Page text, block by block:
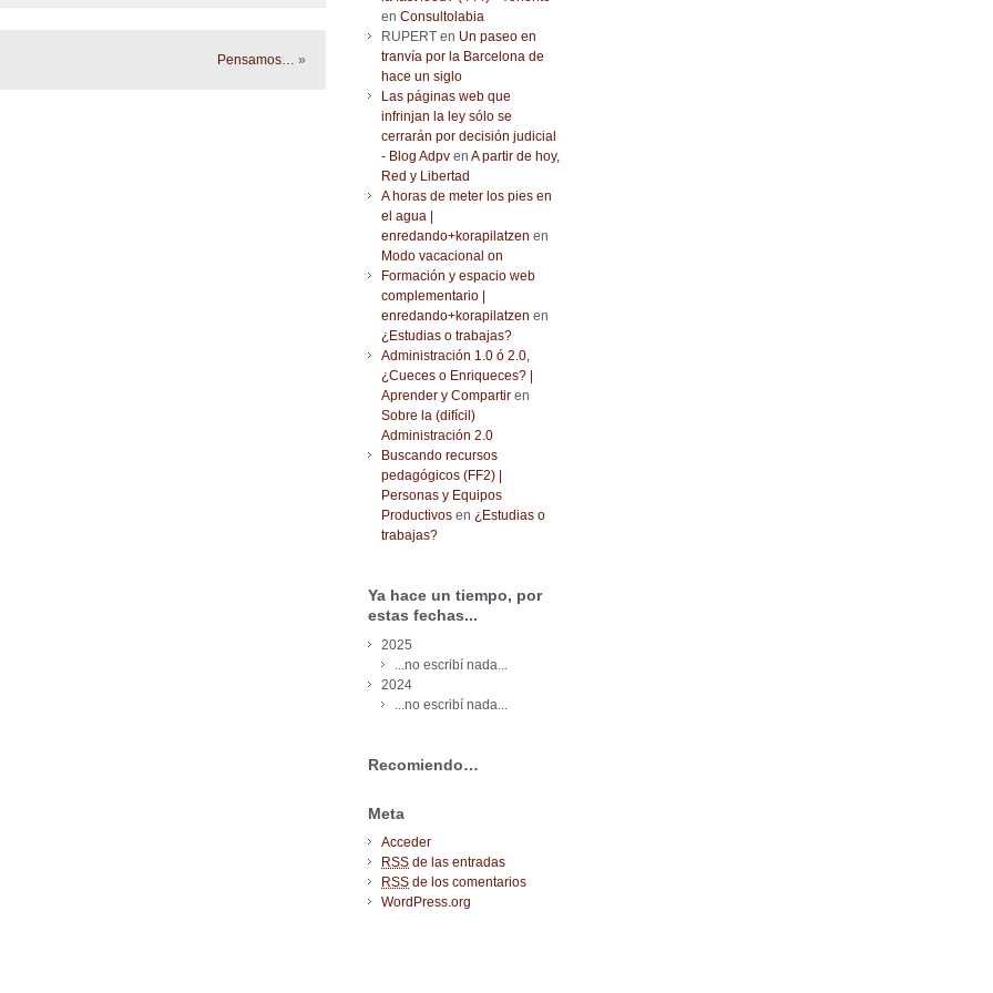
Pensamos… »
en Consultolabia
RUPERT en Un paseo en
tranvía por la Barcelona de
hace un siglo
Las páginas web que
infrinjan la ley sólo se
cerrarán por decisión judicial
- Blog Adpv en A partir de hoy,
Red y Libertad
A horas de meter los pies en
el agua |
enredando+korapilatzen en
Modo vacacional on
Formación y espacio web
complementario |
enredando+korapilatzen en
¿Estudias o trabajas?
Administración 1.0 ó 2.0,
¿Cueces o Enriqueces? |
Aprender y Compartir en
Sobre la (difícil)
Administración 2.0
Buscando recursos
pedagógicos (FF2) |
Personas y Equipos
Productivos en ¿Estudias o
trabajas?
Ya hace un tiempo, por
estas fechas...
2025
...no escribí nada...
2024
...no escribí nada...
Recomiendo…
Meta
Acceder
RSS de las entradas
RSS de los comentarios
WordPress.org